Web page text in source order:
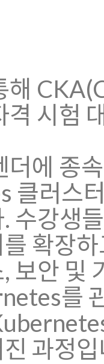
해
격 시험
더에 종
클러스
수강생
확장
보안 및
를
과정